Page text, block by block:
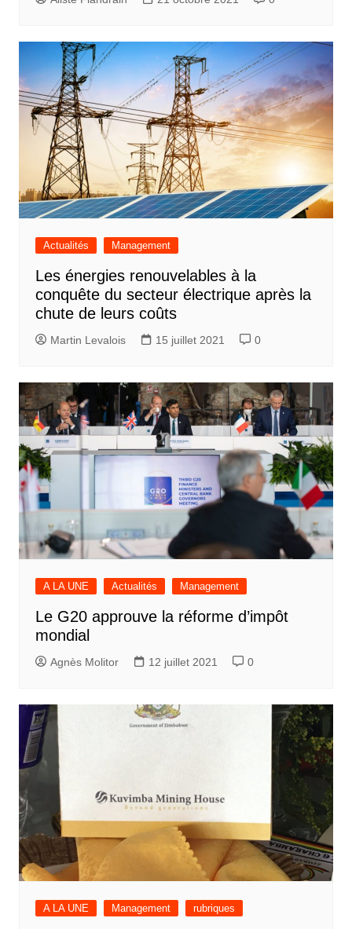
Actualités Management
Les énergies renouvelables à la
conquête du secteur électrique après la
chute de leurs coûts
Martin Levalois 15 juillet 2021 0
A LA UNE Actualités Management
Le G20 approuve la réforme d’impôt
mondial
Agnès Molitor 12 juillet 2021 0
A LA UNE Management rubriques